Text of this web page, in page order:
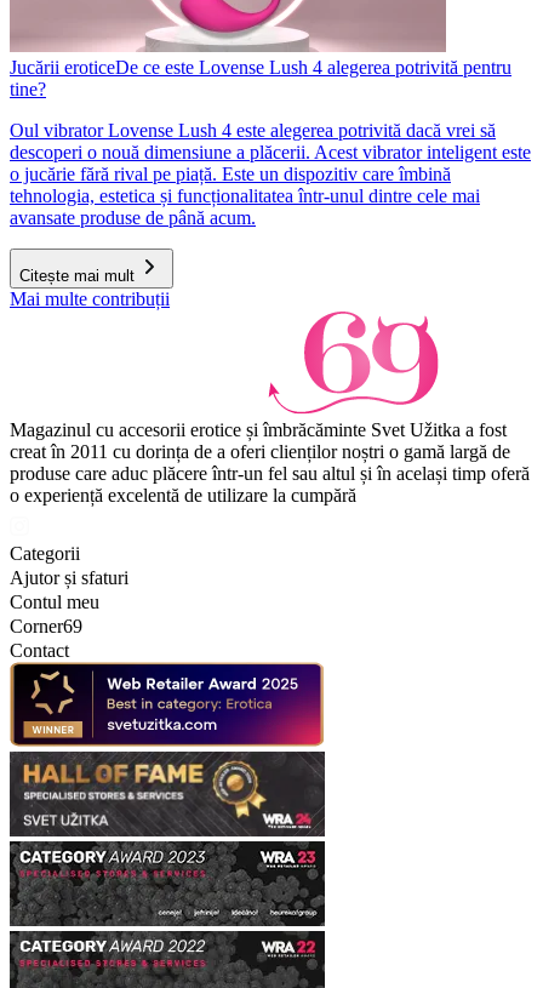
Jucării eroticeDe ce este Lovense Lush 4 alegerea potrivită pentru
tine?
Oul vibrator Lovense Lush 4 este alegerea potrivită dacă vrei să
descoperi o nouă dimensiune a plăcerii. Acest vibrator inteligent este
o jucărie fără rival pe piață. Este un dispozitiv care îmbină
tehnologia, estetica și funcționalitatea într-unul dintre cele mai
avansate produse de până acum.
Citește mai mult
Mai multe contribuții
Magazinul cu accesorii erotice și îmbrăcăminte Svet Užitka a fost
creat în 2011 cu dorința de a oferi clienților noștri o gamă largă de
produse care aduc plăcere într-un fel sau altul și în același timp oferă
o experiență excelentă de utilizare la cumpără
Categorii
Ajutor și sfaturi
Contul meu
Corner69
Contact